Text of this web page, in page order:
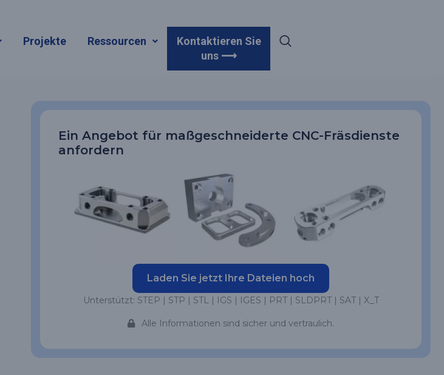
Projekte Ressourcen
Kontaktieren Sie
uns ⟶
Ein Angebot für maßgeschneiderte CNC-Fräsdienste
anfordern
Laden Sie jetzt Ihre Dateien hoch
Unterstützt: STEP | STP | STL | IGS | IGES | PRT | SLDPRT | SAT | X_T
Alle Informationen sind sicher und vertraulich.